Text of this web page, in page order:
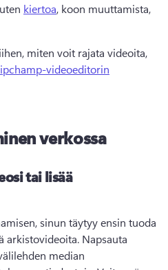
kiertoa, koon muuttamista,
miten voit rajata videoita,
videoeditorin
verkossa
tai lisää
sinun täytyy ensin tuoda
arkistovideoita. Napsauta
median